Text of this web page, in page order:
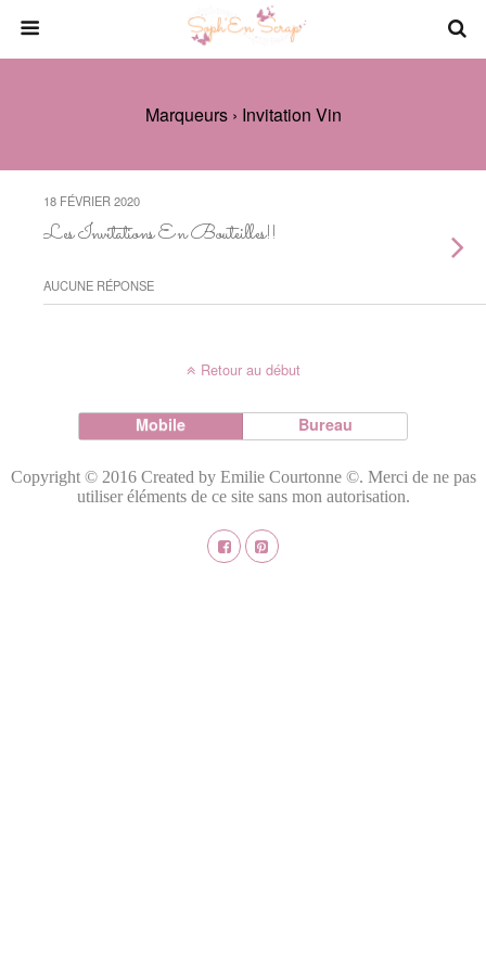
Marqueurs › Invitation Vin
18 FÉVRIER 2020
Les Invitations En Bouteilles!!
AUCUNE RÉPONSE
Retour au début
Mobile Bureau
Copyright © 2016 Created by Emilie Courtonne ©. Merci de ne pas
utiliser éléments de ce site sans mon autorisation.